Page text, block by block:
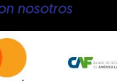
nosotros